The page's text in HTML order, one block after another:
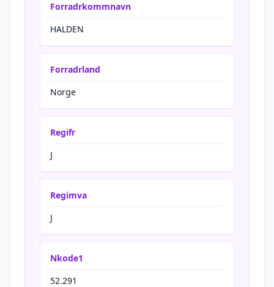
Forradrkommnavn
HALDEN
Forradrland
Norge
Regifr
J
Regimva
J
Nkode1
52.291